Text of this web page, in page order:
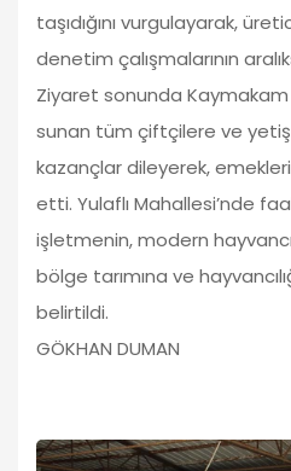
taşıdığını vurgulayarak,
denetim çalışmalarının
Ziyaret sonunda
sunan tüm çiftçilere ve
kazançlar dileyerek,
etti. Yulaflı Mahallesi’nde
işletmenin, modern
bölge tarımına ve
belirtildi.
GÖKHAN DUMAN